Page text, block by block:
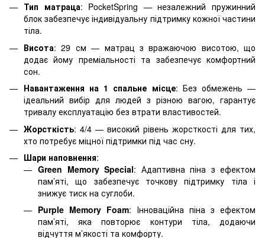
Тип матраца: PocketSpring — незалежний пружинний
блок забезпечує індивідуальну підтримку кожної частини
тіла.
Висота: 29 см — матрац з вражаючою висотою, що
додає йому преміальності та забезпечує комфортний
сон.
Навантаження на 1 спальне місце: Без обмежень —
ідеальний вибір для людей з різною вагою, гарантує
тривалу експлуатацію без втрати властивостей.
Жорсткість: 4/4 — високий рівень жорсткості для тих,
хто потребує міцної підтримки під час сну.
Шари наповнення:
Green Memory Special: Адаптивна піна з ефектом
пам’яті, що забезпечує точкову підтримку тіла і
знижує тиск на суглоби.
Purple Memory Foam: Інноваційна піна з ефектом
пам’яті, яка повторює контури тіла, додаючи
відчуття м’якості та комфорту.